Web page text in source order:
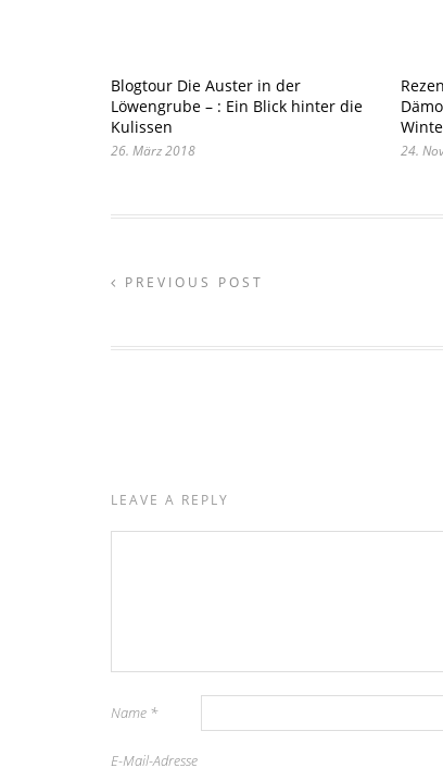
Blogtour Die Auster in der
Löwengrube – : Ein Blick hinter die
Kulissen
26. März 2018 24.
PREVIOUS POST
LEAVE A REPLY
Name *
E-Mail-Adresse